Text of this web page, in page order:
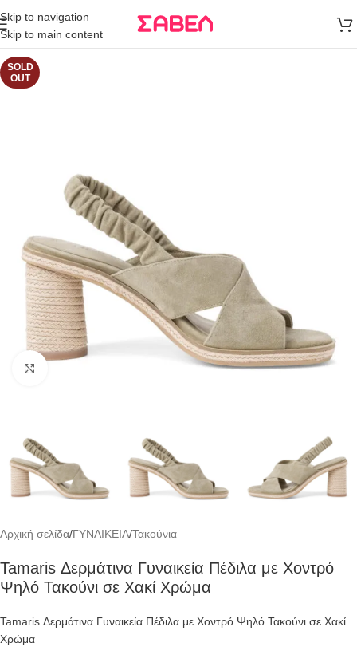
Skip to navigation
Skip to main content
άνω των 80€
Παραγγελία
SOLD
OUT
Αρχική σελίδα/ΓΥΝΑΙΚΕΙΑ/Τακούνια
Tamaris Δερμάτινα Γυναικεία Πέδιλα με Χοντρό
Ψηλό Τακούνι σε Χακί Χρώμα
Tamaris Δερμάτινα Γυναικεία Πέδιλα με Χοντρό Ψηλό Τακούνι σε Χακί
Χρώμα